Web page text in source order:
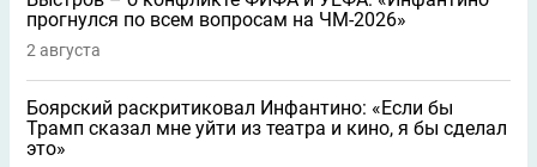
прогнулся по всем вопросам на ЧМ-2026»
2 августа
Боярский раскритиковал Инфантино: «Если бы
Трамп сказал мне уйти из театра и кино, я бы сделал
это»